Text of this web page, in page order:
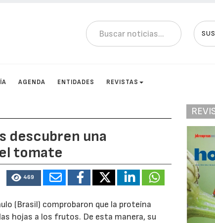
AGENDA ENTIDADES REVISTAS
descubren una
tomate
469
(Brasil) comprobaron que la proteína
hojas a los frutos. De esta manera, su